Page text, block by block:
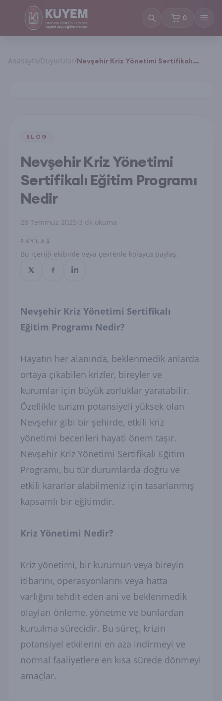
0
sepetteki
Anasayfa/Duyurular/Nevşehir Kriz Yönetimi Sertifikalı
BLOG
Nevşehir Kriz Yönetimi
Sertifikalı Eğitim Programı
Nedir
28 Temmuz 2025 3 dk okuma
PAYLAŞ
Bu içeriği ekibinle veya çevrenle kolayca paylaş.
Nevşehir Kriz Yönetimi Sertifikalı
Eğitim Programı Nedir?
Hayatın her alanında, beklenmedik anlarda
ortaya çıkabilen krizler, bireyler ve
kurumlar için büyük zorluklar yaratabilir.
Özellikle turizm potansiyeli yüksek olan
Nevşehir gibi bir şehirde, etkili kriz
yönetimi becerileri hayati önem taşır.
Nevşehir Kriz Yönetimi Sertifikalı Eğitim
Programı, bu tür durumlarda doğru ve
etkili kararlar alabilmeniz için tasarlanmış
kapsamlı bir eğitimdir.
Kriz Yönetimi Nedir?
Kriz yönetimi, bir kurumun veya bireyin
itibarını, operasyonlarını veya hatta
varlığını tehdit eden ani ve beklenmedik
olayları önleme, yönetme ve bunlardan
kurtulma sürecidir. Bu süreç, krizin
potansiyel etkilerini en aza indirmeyi ve
normal faaliyetlere en kısa sürede dönmeyi
amaçlar.